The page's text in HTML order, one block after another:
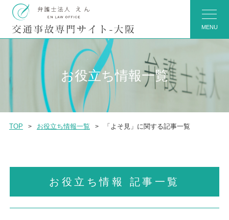
MENU
お役立ち情報一覧
TOP お役立ち情報一覧 「よそ見」に関する記事一覧
お役立ち情報 記事一覧